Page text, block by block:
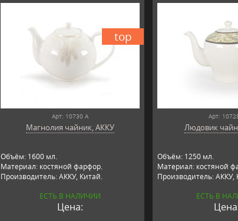
top
Арт: 10730 А
Магнолия чайник, АККУ
Объём: 1600 мл.
Материал: костяной фарфор.
Производитель: АККУ, Китай.
ЕСТЬ В НАЛИЧИИ
Цена:
Арт:
Людовик
Объём: 1250 мл.
Материал: костяной
Производитель: АККУ,
ЕСТЬ В